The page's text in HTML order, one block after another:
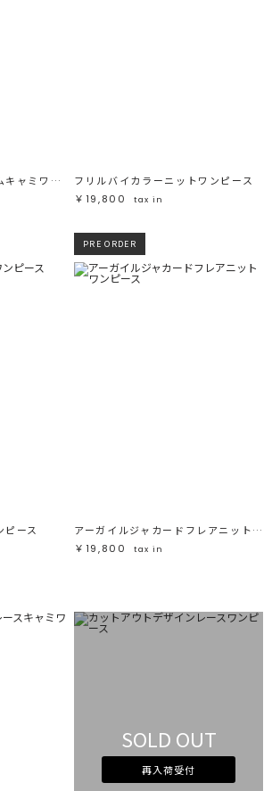
カシュクールボリュームキャミワンピース
フリルバイカラーニットワンピース
￥19,800
tax in
ピース
PRE ORDER
アーガイルジャカードフレアニットワンピース
￥19,800
tax in
SOLD OUT
再入荷受付